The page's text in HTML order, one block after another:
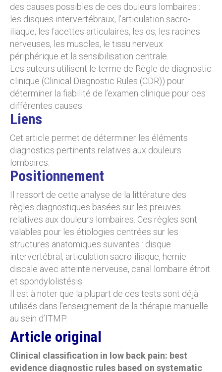
des causes possibles de ces douleurs lombaires :
les disques intervertébraux, l’articulation sacro-
iliaque, les facettes articulaires, les os, les racines
nerveuses, les muscles, le tissu nerveux
périphérique et la sensibilisation centrale.
Les auteurs utilisent le terme de Règle de diagnostic
clinique (Clinical Diagnostic Rules (CDR)) pour
déterminer la fiabilité de l’examen clinique pour ces
différentes causes.
Liens
Cet article permet de déterminer les éléments
diagnostics pertinents relatives aux douleurs
lombaires.
Positionnement
Il ressort de cette analyse de la littérature des
règles diagnostiques basées sur les preuves
relatives aux douleurs lombaires. Ces règles sont
valables pour les étiologies centrées sur les
structures anatomiques suivantes : disque
intervertébral, articulation sacro-iliaque, hernie
discale avec atteinte nerveuse, canal lombaire étroit
et spondylolistésis.
Il est à noter que la plupart de ces tests sont déjà
utilisés dans l’enseignement de la thérapie manuelle
au sein d’ITMP.
Article original
Clinical classification in low back pain: best
evidence diagnostic rules based on systematic